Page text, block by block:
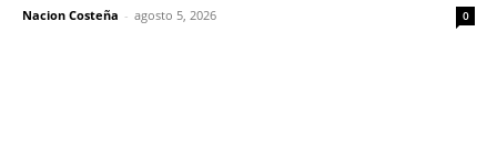
Nacion Costeña - agosto 5, 2026 0